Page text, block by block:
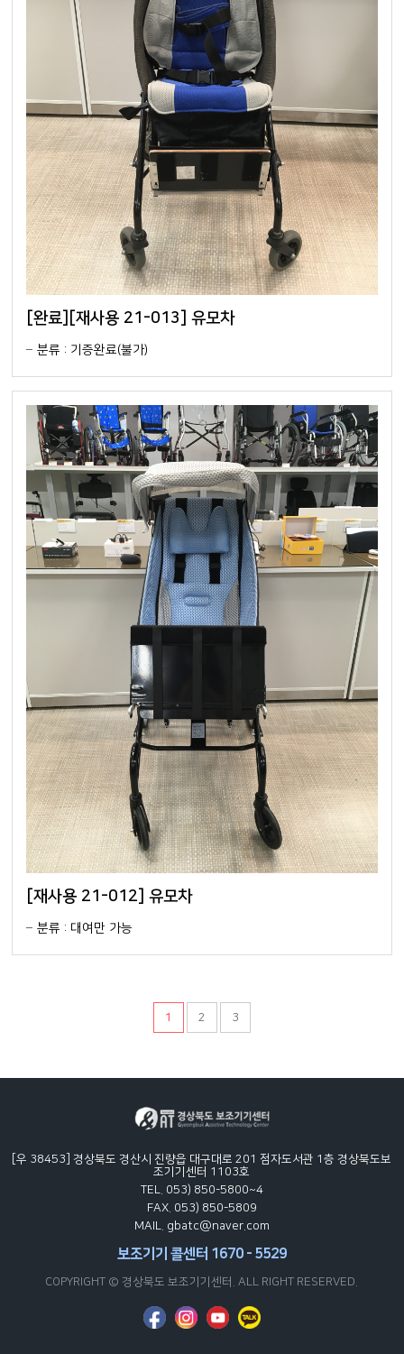
[완료][재사용 21-013] 유모차
분류 : 기증완료(불가)
[재사용 21-012] 유모차
분류 : 대여만 가능
1 2 3
[우 38453] 경상북도 경산시 진량읍 대구대로 201 점자도서관 1층 경상북도보
조기기센터 1103호
TEL. 053) 850-5800~4
FAX. 053) 850-5809
MAIL. gbatc@naver.com
보조기기 콜센터 1670 - 5529
COPYRIGHT © 경상북도 보조기기센터. ALL RIGHT RESERVED.